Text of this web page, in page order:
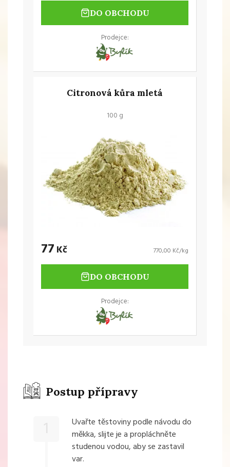
DO OBCHODU
Prodejce:
Citronová kůra mletá
100 g
77Kč 770,00 Kč/kg
DO OBCHODU
Prodejce:
Postup přípravy
Uvařte těstoviny podle návodu do
měkka, slijte je a propláchněte
studenou vodou, aby se zastavil
var.